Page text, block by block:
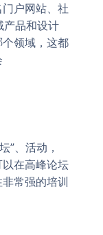
户网站、社
产品和设计
领域，这都
”、活动，
在高峰论坛
常强的培训